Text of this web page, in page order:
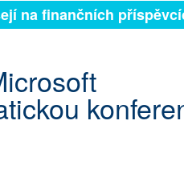
na finančních